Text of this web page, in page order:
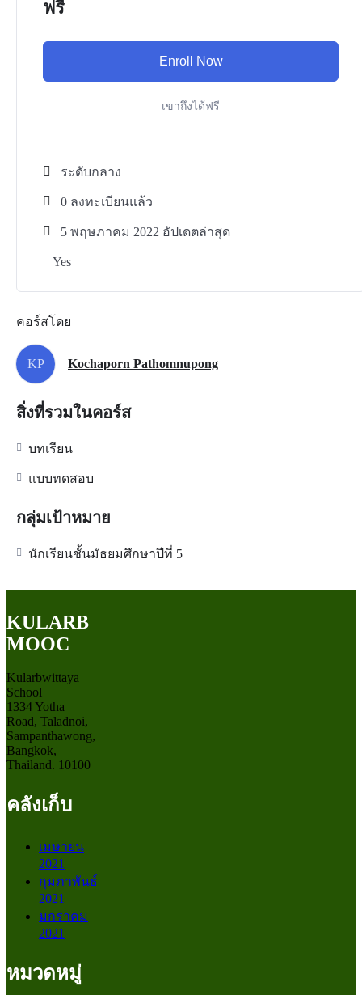
ฟรี
Enroll Now
เขาถึงได้ฟรี
ระดับกลาง
0 ลงทะเบียนแล้ว
5 พฤษภาคม 2022 อัปเดตล่าสุด
Yes
คอร์สโดย
KP Kochaporn Pathomnupong
สิ่งที่รวมในคอร์ส
บทเรียน
แบบทดสอบ
กลุ่มเป้าหมาย
นักเรียนชั้นมัธยมศึกษาปีที่ 5
KULARB
MOOC
Kularbwittaya
School
1334 Yotha
Road, Taladnoi,
Sampanthawong,
Bangkok,
Thailand. 10100
คลังเก็บ
เมษายน
2021
กุมภาพันธ์
2021
มกราคม
2021
หมวดหมู่